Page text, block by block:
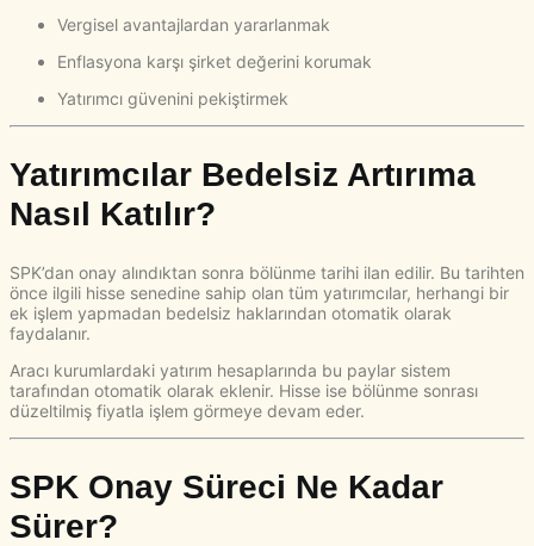
Vergisel avantajlardan yararlanmak
Enflasyona karşı şirket değerini korumak
Yatırımcı güvenini pekiştirmek
Yatırımcılar Bedelsiz Artırıma
Nasıl Katılır?
SPK’dan onay alındıktan sonra bölünme tarihi ilan edilir. Bu tarihten
önce ilgili hisse senedine sahip olan tüm yatırımcılar, herhangi bir
ek işlem yapmadan bedelsiz haklarından otomatik olarak
faydalanır.
Aracı kurumlardaki yatırım hesaplarında bu paylar sistem
tarafından otomatik olarak eklenir. Hisse ise bölünme sonrası
düzeltilmiş fiyatla işlem görmeye devam eder.
SPK Onay Süreci Ne Kadar
Sürer?